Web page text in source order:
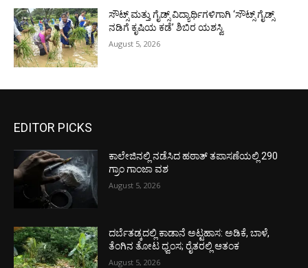
ಸೌಟ್ಸ್ ಮತ್ತು ಗೈಡ್ಸ್ ವಿದ್ಯಾರ್ಥಿಗಳಿಗಾಗಿ ‘ಸೌಟ್ಸ್ ಗೈಡ್ಸ್
ನಡಿಗೆ ಕೃಷಿಯ ಕಡೆ’ ಶಿಬಿರ ಯಶಸ್ವಿ
August 5, 2026
EDITOR PICKS
ಕಾಲೇಜಿನಲ್ಲಿ ನಡೆಸಿದ ಹಠಾತ್ ತಪಾಸಣೆಯಲ್ಲಿ 290
ಗ್ರಾಂ ಗಾಂಜಾ ವಶ
August 5, 2026
ದರ್ಬೆತಡ್ಕದಲ್ಲಿ ಕಾಡಾನೆ ಅಟ್ಟಹಾಸ: ಅಡಿಕೆ, ಬಾಳೆ,
ತೆಂಗಿನ ತೋಟ ಧ್ವಂಸ; ರೈತರಲ್ಲಿ ಆತಂಕ
August 5, 2026